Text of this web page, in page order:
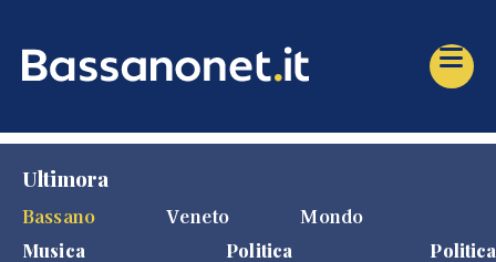
Ultimora
Bassano
Veneto Mondo
Musica Politica Politica